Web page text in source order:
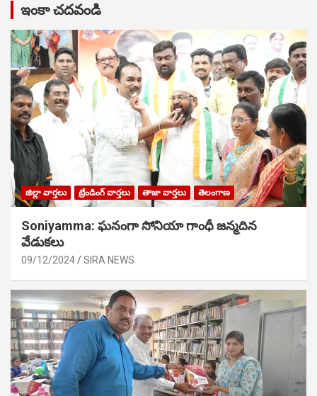
ఇంకా చదవండి
జిల్లా వార్తలు ట్రేండింగ్ వార్తలు తాజా వార్తలు తెలంగాణ
Soniyamma: ఘ‌నంగా సోనియా గాంధీ జ‌న్మ‌దిన
వేడుక‌లు
09/12/2024 SIRA NEWS